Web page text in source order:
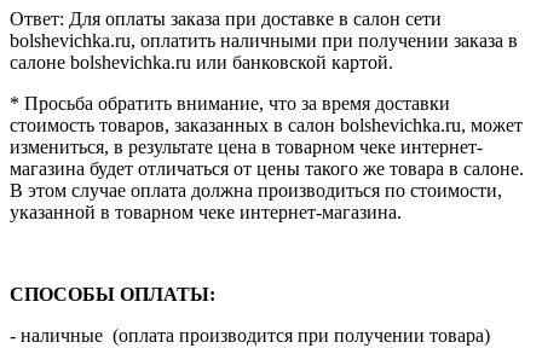
Ответ: Для оплаты заказа при доставке в салон сети
bolshevichka.ru, оплатить наличными при получении заказа в
салоне bolshevichka.ru или банковской картой.
* Просьба обратить внимание, что за время доставки
стоимость товаров, заказанных в салон bolshevichka.ru, может
измениться, в результате цена в товарном чеке интернет-
магазина будет отличаться от цены такого же товара в салоне.
В этом случае оплата должна производиться по стоимости,
указанной в товарном чеке интернет-магазина.
СПОСОБЫ ОПЛАТЫ:
- наличные (оплата производится при получении товара)